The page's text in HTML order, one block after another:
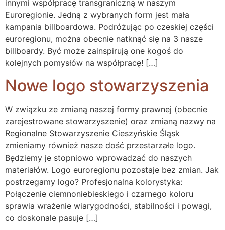
innymi współpracę transgraniczną w naszym
Euroregionie. Jedną z wybranych form jest mała
kampania billboardowa. Podróżując po czeskiej części
euroregionu, można obecnie natknąć się na 3 nasze
billboardy. Być może zainspirują one kogoś do
kolejnych pomysłów na współpracę! […]
Nowe logo stowarzyszenia
W związku ze zmianą naszej formy prawnej (obecnie
zarejestrowane stowarzyszenie) oraz zmianą nazwy na
Regionalne Stowarzyszenie Cieszyńskie Śląsk
zmieniamy również nasze dość przestarzałe logo.
Będziemy je stopniowo wprowadzać do naszych
materiałów. Logo euroregionu pozostaje bez zmian. Jak
postrzegamy logo? Profesjonalna kolorystyka:
Połączenie ciemnoniebieskiego i czarnego koloru
sprawia wrażenie wiarygodności, stabilności i powagi,
co doskonale pasuje […]